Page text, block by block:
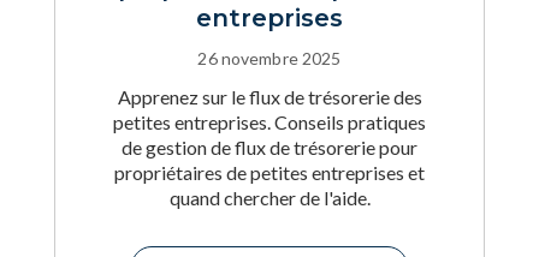
entreprises
26 novembre 2025
Apprenez sur le flux de trésorerie des
petites entreprises. Conseils pratiques
de gestion de flux de trésorerie pour
propriétaires de petites entreprises et
quand chercher de l'aide.